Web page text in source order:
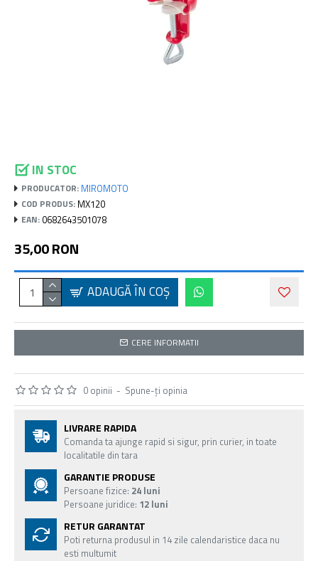
IN STOC
PRODUCATOR: MIROMOTO
COD PRODUS: MX120
EAN: 0682643501078
0 opinii - Spune-ţi opinia
35,00 RON
ADAUGĂ ÎN COŞ
CERE INFORMATII
LIVRARE RAPIDA
Comanda ta ajunge rapid si sigur, prin curier, in toate
localitatile din tara
GARANTIE PRODUSE
Persoane fizice: 24 luni
Persoane juridice: 12 luni
RETUR GARANTAT
Poti returna produsul in 14 zile calendaristice daca nu
esti multumit